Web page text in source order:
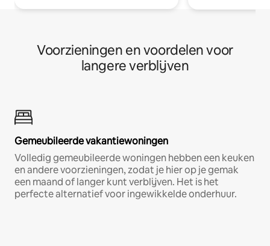
Voorzieningen en voordelen voor
langere verblijven
Gemeubileerde vakantiewoningen
Volledig gemeubileerde woningen hebben een keuken
en andere voorzieningen, zodat je hier op je gemak
een maand of langer kunt verblijven. Het is het
perfecte alternatief voor ingewikkelde onderhuur.